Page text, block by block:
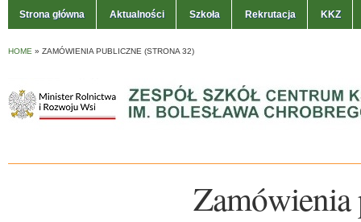
Strona główna Aktualności Szkoła Rekrutacja KKZ
HOME » ZAMÓWIENIA PUBLICZNE (STRONA 32)
Zamówienia